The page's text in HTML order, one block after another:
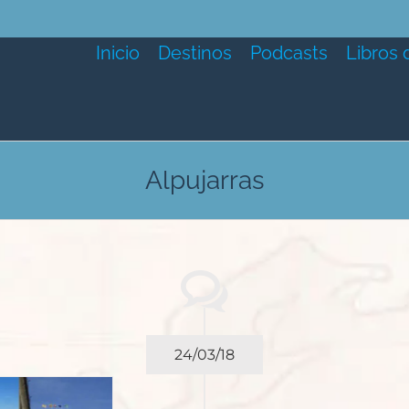
Inicio Destinos Podcasts Libros
Alpujarras
24/03/18